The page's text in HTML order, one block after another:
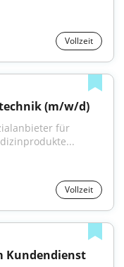
Vollzeit
(m/w/d)
für
Vollzeit
Kundendienst